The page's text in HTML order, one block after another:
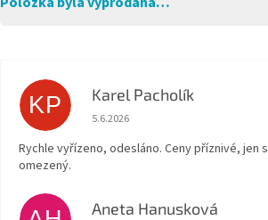
KP Karel Pacholík
Hodnocení obchodu je 4 z 5
5.6.2026
Rychle vyřízeno, odesláno. Ceny příznivé, jen
omezený.
Aneta Hanusková